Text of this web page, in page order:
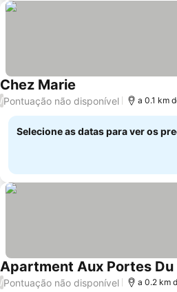
Chez Marie
/Pontuação não disponível a 0.1 km
Selecione as datas para ver os
Apartment Aux Portes
/Pontuação não disponível a 0.2 km